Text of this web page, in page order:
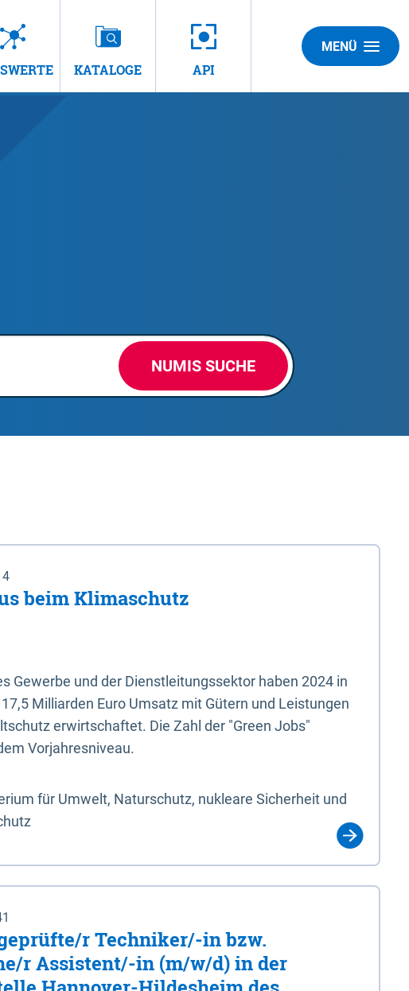
KATALOGE API
MENÜ
NUMIS SUCHE
beim Klimaschutz
Gewerbe und der Dienstleitungssektor haben 2024 in
Milliarden Euro Umsatz mit Gütern und Leistungen
erwirtschaftet. Die Zahl der "Green Jobs"
Vorjahresniveau.
für Umwelt, Naturschutz, nukleare Sicherheit und
r Techniker/-in bzw.
r Assistent/-in (m/w/d) in der